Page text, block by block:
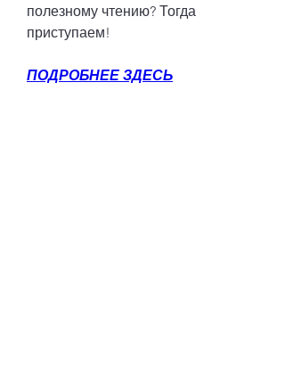
полезному чтению? Тогда
приступаем!
ПОДРОБНЕЕ ЗДЕСЬ